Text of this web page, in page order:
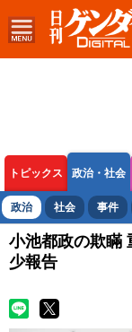
トピックス 政治・社会
ボートレース 競輪
政治 社会 事件
小池都政の欺瞞
少報告